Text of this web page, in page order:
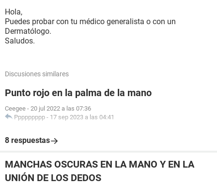
Hola,
Puedes probar con tu médico generalista o con un
Dermatólogo.
Saludos.
Discusiones similares
Punto rojo en la palma de la mano
Ceegee - 20 jul 2022 a las 07:36
Ppppppppp - 17 sep 2023 a las 04:41
8 respuestas
MANCHAS OSCURAS EN LA MANO Y EN LA
UNIÓN DE LOS DEDOS